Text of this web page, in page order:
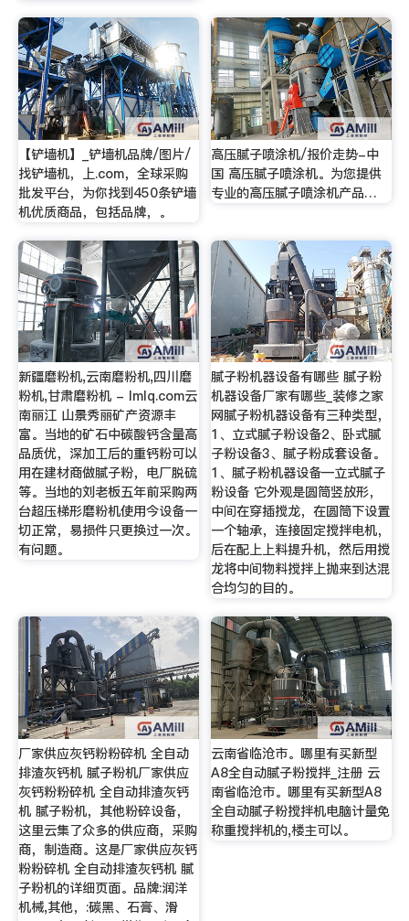
【铲墙机】_铲墙机品牌/图片/
找铲墙机，上.com，全球采购
批发平台，为你找到450条铲墙
机优质商品，包括品牌，。
高压腻子喷涂机/报价走势-中
国 高压腻子喷涂机。为您提供
专业的高压腻子喷涂机产品…
新疆磨粉机,云南磨粉机,四川磨
粉机,甘肃磨粉机 - lmlq.com云
南丽江 山景秀丽矿产资源丰
富。当地的矿石中碳酸钙含量高
品质优，深加工后的重钙粉可以
用在建材商做腻子粉，电厂脱硫
等。当地的刘老板五年前采购两
台超压梯形磨粉机使用今设备一
切正常，易损件只更换过一次。
有问题。
腻子粉机器设备有哪些 腻子粉
机器设备厂家有哪些_装修之家
网腻子粉机器设备有三种类型，
1、立式腻子粉设备2、卧式腻
子粉设备3、腻子粉成套设备。
1、腻子粉机器设备—立式腻子
粉设备 它外观是圆筒竖放形，
中间在穿插搅龙，在圆筒下设置
一个轴承，连接固定搅拌电机，
后在配上上料提升机，然后用搅
龙将中间物料搅拌上抛来到达混
合均匀的目的。
厂家供应灰钙粉粉碎机 全自动
排渣灰钙机 腻子粉机厂家供应
灰钙粉粉碎机 全自动排渣灰钙
机 腻子粉机，其他粉碎设备，
这里云集了众多的供应商，采购
商，制造商。这是厂家供应灰钙
粉粉碎机 全自动排渣灰钙机 腻
子粉机的详细页面。品牌:润洋
机械,其他，:碳黑、石膏、滑
云南省临沧市。哪里有买新型
A8全自动腻子粉搅拌_注册 云
南省临沧市。哪里有买新型A8
全自动腻子粉搅拌机电脑计量免
称重搅拌机的,楼主可以。